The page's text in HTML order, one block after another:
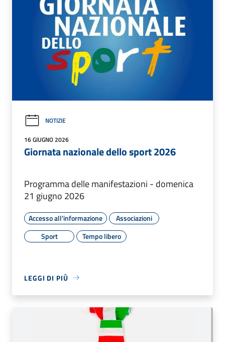
NOTIZIE
16 GIUGNO 2026
Giornata nazionale dello sport 2026
Programma delle manifestazioni - domenica
21 giugno 2026
Accesso all'informazione
Associazioni
Sport
Tempo libero
LEGGI DI PIÙ